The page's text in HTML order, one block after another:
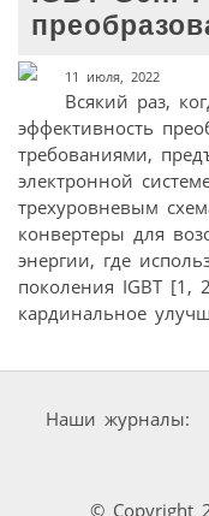
11 июля, 2022
Всякий раз,
эффективность
требованиями,
электронной
трехуровневым
конвертеры для
энергии, где
поколения IGBT [1,
кардинальное
Наши журналы:
© Copyright